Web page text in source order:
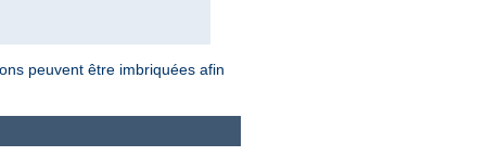
peuvent être imbriquées afin